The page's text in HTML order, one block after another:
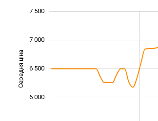
Середня ціна 5 600
6 000
7 500
7 000
6 500